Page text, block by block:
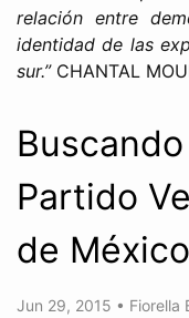
relación entre
identidad de las
sur.”CHANTAL
Partido
de México
Jun 29, 2015 • Fiorella